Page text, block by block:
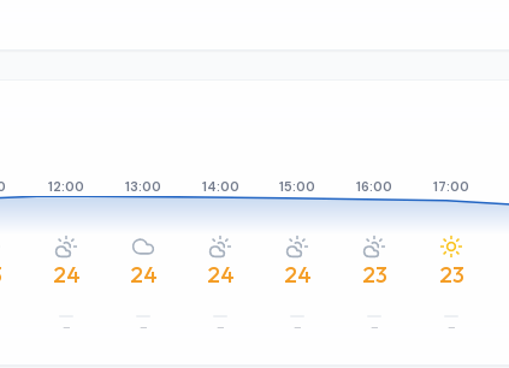
12:00
24
–
13:00
24
–
14:00
24
–
15:00
24
–
16:00
23
–
17:00
23
–